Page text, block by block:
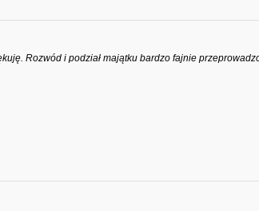
Rozwód i podział majątku bardzo fajnie